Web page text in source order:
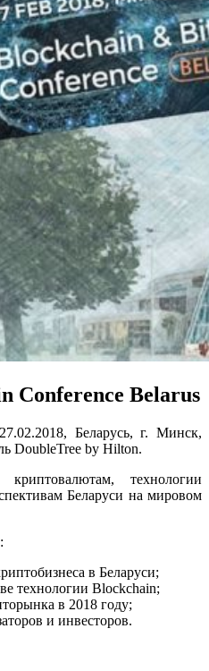
Conference Belarus
27.02.2018, Беларусь, г. Минск,
DoubleTree by Hilton.
технологии
Беларуси на мировом
в Беларуси;
технологии Blockchain;
в 2018 году;
и инвесторов.